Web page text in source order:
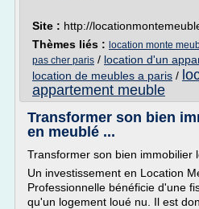
Site : http://
Thèmes liés : location monte
pas cher paris / location d'un
location de meubles a paris /
appartement meuble
Transformer son bien
en meublé ...
Transformer son bien immobilier
Un investissement en Location
Professionnelle bénéficie d'une
qu'un logement loué nu. Il est